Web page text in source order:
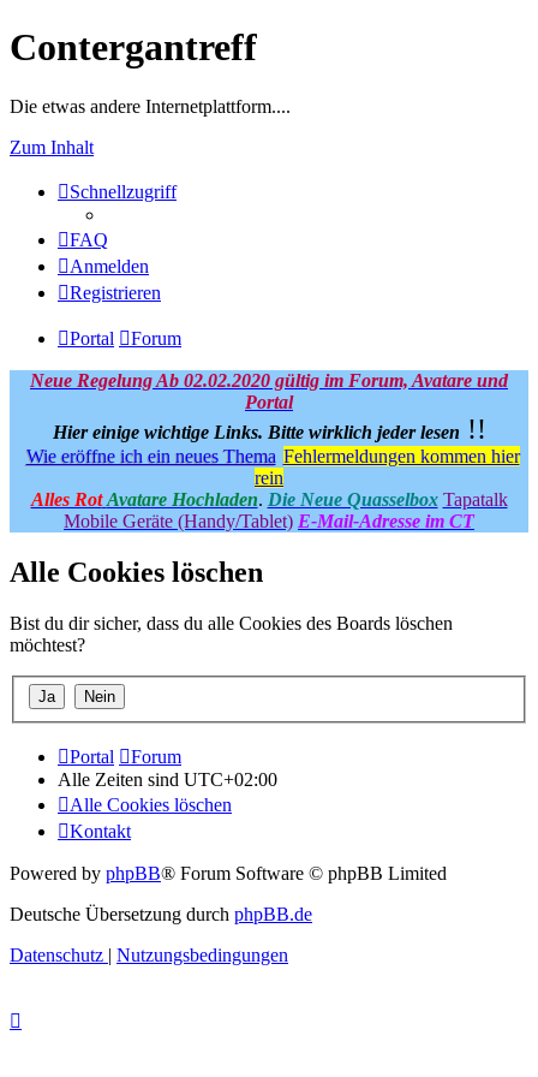
Contergantreff
Die etwas andere Internetplattform....
Zum Inhalt
Schnellzugriff
FAQ
Anmelden
Registrieren
Portal Forum
Neue Regelung Ab 02.02.2020 gültig im Forum, Avatare und
Portal
Hier einige wichtige Links. Bitte wirklich jeder lesen !!
Wie eröffne ich ein neues Thema Fehlermeldungen kommen hier
rein
Alles Rot Avatare Hochladen. Die Neue Quasselbox Tapatalk
Mobile Geräte (Handy/Tablet) E-Mail-Adresse im CT
Alle Cookies löschen
Bist du dir sicher, dass du alle Cookies des Boards löschen
möchtest?
Portal
Forum
Alle Zeiten sind UTC+02:00
Alle Cookies löschen
Kontakt
Powered by phpBB® Forum Software © phpBB Limited
Deutsche Übersetzung durch phpBB.de
Datenschutz | Nutzungsbedingungen